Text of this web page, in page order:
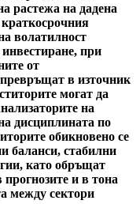
растежа на дадена
волатилност
инвестиране, при
от
превръщат в източник
могат да
на
дисциплината по
обикновено се
баланси, стабилни
като обръщат
и в тона
между сектори